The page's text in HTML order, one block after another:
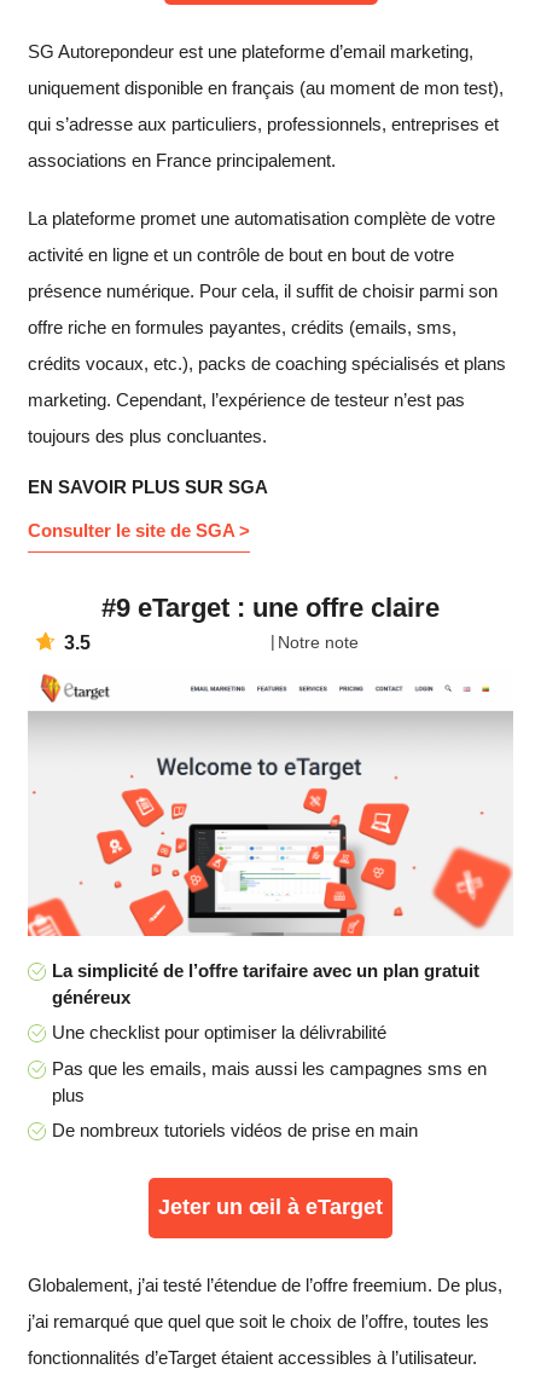
SG Autorepondeur est une plateforme d’email marketing,
uniquement disponible en français (au moment de mon test),
qui s’adresse aux particuliers, professionnels, entreprises et
associations en France principalement.
La plateforme promet une automatisation complète de votre
activité en ligne et un contrôle de bout en bout de votre
présence numérique. Pour cela, il suffit de choisir parmi son
offre riche en formules payantes, crédits (emails, sms,
crédits vocaux, etc.), packs de coaching spécialisés et plans
marketing. Cependant, l’expérience de testeur n’est pas
toujours des plus concluantes.
EN SAVOIR PLUS SUR SGA
Consulter le site de SGA >
#9 eTarget : une offre claire
3.5 Notre note
La simplicité de l’offre tarifaire avec un plan gratuit
généreux
Une checklist pour optimiser la délivrabilité
Pas que les emails, mais aussi les campagnes sms en
plus
De nombreux tutoriels vidéos de prise en main
Jeter un œil à eTarget
Globalement, j’ai testé l’étendue de l’offre freemium. De plus,
j’ai remarqué que quel que soit le choix de l’offre, toutes les
fonctionnalités d’eTarget étaient accessibles à l’utilisateur.